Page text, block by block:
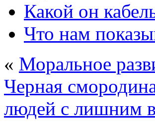
Какой он
Что нам
« Моральное
Черная
людей с лишним